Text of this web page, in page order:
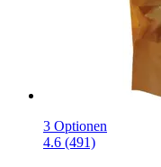
3 Optionen
4.6 (491)